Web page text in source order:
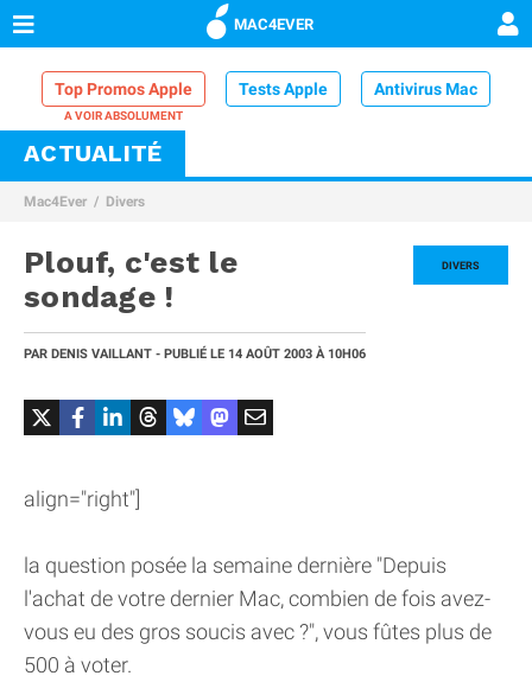
MAC4EVER
Top Promos Apple Tests Apple Antivirus Mac
VPN Mac
Comparatif iPhone
ACTUALITÉ
Mac4Ever Divers
DIVERS
Plouf, c'est le
sondage !
PAR DENIS VAILLANT - PUBLIÉ LE 14 AOÛT 2003 À 10H06
align="right"]
la question posée la semaine dernière "Depuis
l'achat de votre dernier Mac, combien de fois avez-
vous eu des gros soucis avec ?", vous fûtes plus de
500 à voter.